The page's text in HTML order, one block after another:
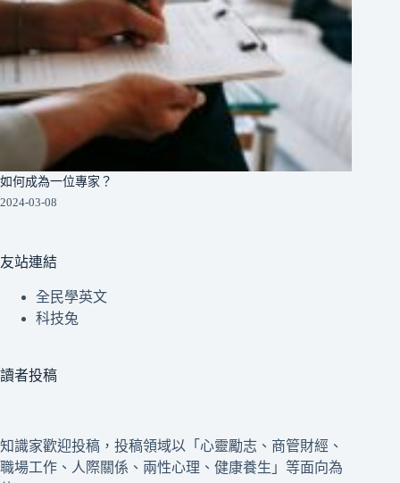
如何成為一位專家？
2024-03-08
友站連結
全民學英文
科技兔
讀者投稿
知識家歡迎投稿，投稿領域以「心靈勵志、商管財經、
職場工作、人際關係、兩性心理、健康養生」等面向為